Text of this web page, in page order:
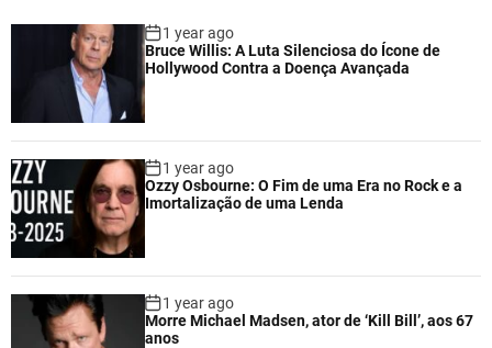
1 year ago
Bruce Willis: A Luta Silenciosa do Ícone de
Hollywood Contra a Doença Avançada
1 year ago
Ozzy Osbourne: O Fim de uma Era no Rock e a
Imortalização de uma Lenda
1 year ago
Morre Michael Madsen, ator de ‘Kill Bill’, aos 67
anos